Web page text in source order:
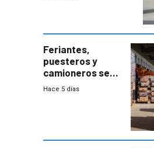
Feriantes,
puesteros y
camioneros se
movilizaron en
Hace 5 días